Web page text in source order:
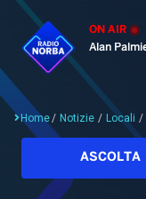
ON AIR
Home/ Notizie / Locali /
ASCOLTA